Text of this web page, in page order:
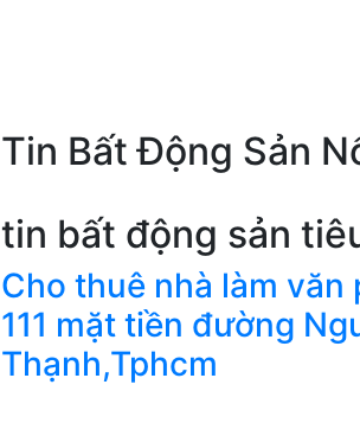
Tin Bất Động Sản
tin bất động sản
Cho thuê nhà làm
111 mặt tiền đường
Thạnh,Tphcm